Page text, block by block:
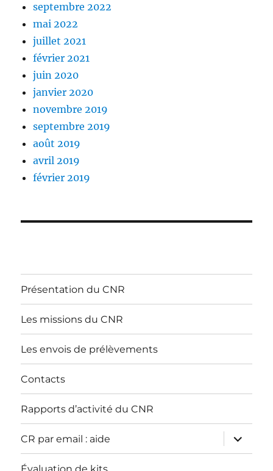
septembre 2022
mai 2022
juillet 2021
février 2021
juin 2020
janvier 2020
novembre 2019
septembre 2019
août 2019
avril 2019
février 2019
Présentation du CNR
Les missions du CNR
Les envois de prélèvements
Contacts
Rapports d’activité du CNR
CR par email : aide
ouvrir
le
sous-